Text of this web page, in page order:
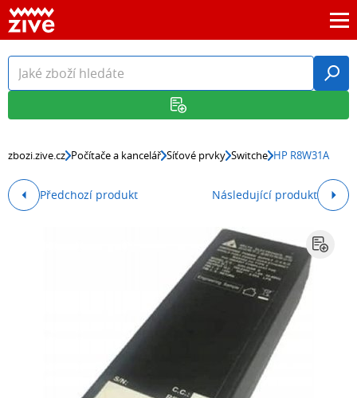
zbozi.zive.cz Počítače a kancelář Síťové prvky Switche HP R8W31A
Předchozí produkt Následující produkt